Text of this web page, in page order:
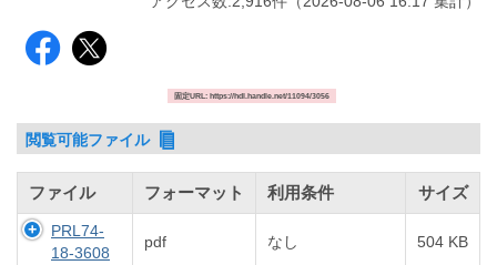
固定URL: https://hdl.handle.net/11094/3056
閲覧可能ファイル
ファイル フォーマット 利用条件 サイズ
PRL74-
18-3608
pdf なし 504 KB